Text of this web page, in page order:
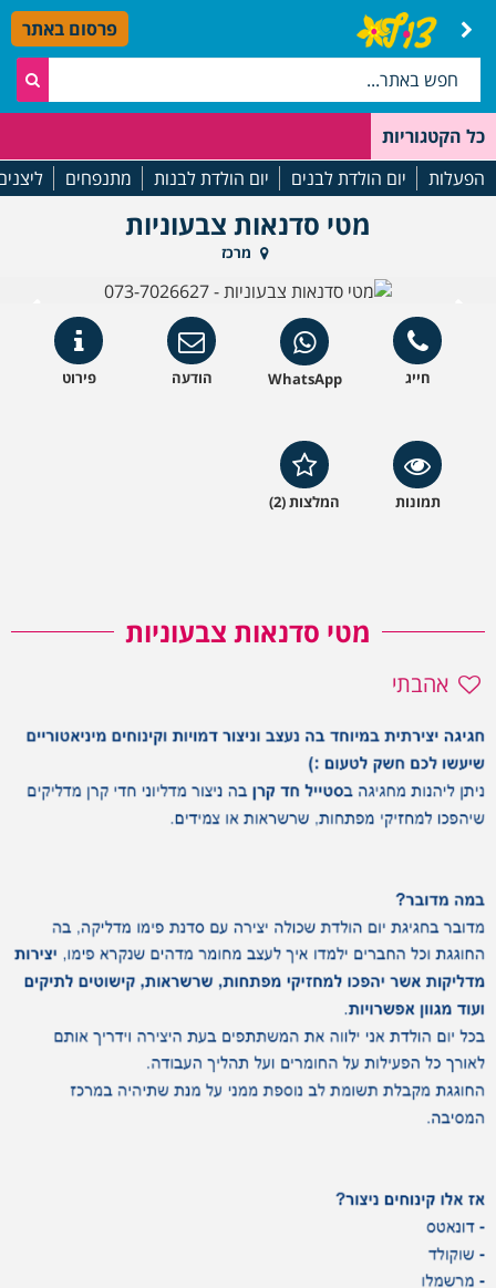
פרסום באתר
כל הקטגוריות
הפעלות
יום הולדת לבנים יום הולדת לבנות מתנפחים
מטי סדנאות צבעוניות
מרכז
חייג WhatsApp הודעה פירוט
תמונות המלצות (2)
מטי סדנאות צבעוניות
אהבתי